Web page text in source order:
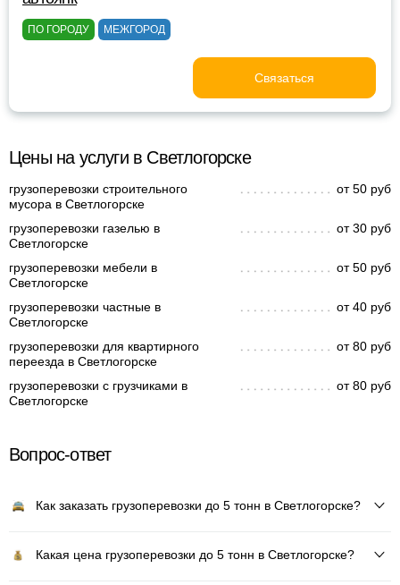
ПО ГОРОДУ МЕЖГОРОД
Связаться
Цены на услуги в Светлогорске
грузоперевозки строительного
мусора в Светлогорске
от 50 руб
грузоперевозки газелью в
Светлогорске
от 30 руб
грузоперевозки мебели в
Светлогорске
от 50 руб
грузоперевозки частные в
Светлогорске
от 40 руб
грузоперевозки для квартирного
переезда в Светлогорске
от 80 руб
грузоперевозки с грузчиками в
Светлогорске
от 80 руб
Вопрос-ответ
Как заказать грузоперевозки до 5 тонн в Светлогорске?
Какая цена грузоперевозки до 5 тонн в Светлогорске?